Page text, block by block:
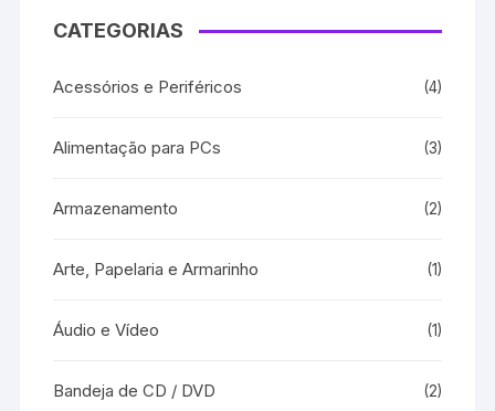
CATEGORIAS
Acessórios e Periféricos (4)
Alimentação para PCs (3)
Armazenamento (2)
Arte, Papelaria e Armarinho (1)
Áudio e Vídeo (1)
Bandeja de CD / DVD (2)